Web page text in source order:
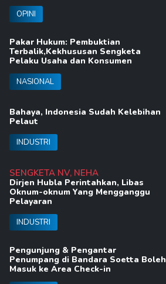
OPINI
Pakar Hukum: Pembuktian
Terbalik,Kekhususan Sengketa
Pelaku Usaha dan Konsumen
NASIONAL
Bahaya, Indonesia Sudah Kelebihan
Pelaut
INDUSTRI
SENGKETA NV, NEHA
Dirjen Hubla Perintahkan, Libas
Oknum-oknum Yang Mengganggu
Pelayaran
INDUSTRI
Pengunjung & Pengantar
Penumpang di Bandara Soetta Boleh
Masuk ke Area Check-in